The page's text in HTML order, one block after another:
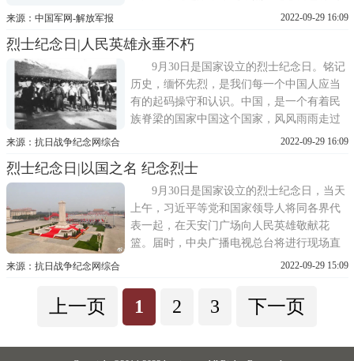
来。向烈士墓敬献鲜花，在网络平台上点亮
家的仪式、社会的追思、个人的守护，构筑
起一个民族的精神高地，树立了一个国家的
价值标杆：每一个为国捐
来源：中国军网-解放军报 2022-09-29 16:09
烈士纪念日|人民英雄永垂不朽
9月30日是国家设立的烈士纪念日。铭记
历史，缅怀先烈，是我们每一个中国人应当
有的起码操守和认识。中国，是一个有着民
族脊梁的国家中国这个国家，风风雨雨走过
千年。在距离当下很近的上个世纪，正是中
族，到了最危险的时候!正是那个时代的真实
写照。在那个时代，无数中华儿女走上了前
线。我们
来源：抗日战争纪念网综合 2022-09-29 16:09
烈士纪念日|以国之名 纪念烈士
9月30日是国家设立的烈士纪念日，当天
上午，习近平等党和国家领导人将同各界代
表一起，在天安门广场向人民英雄敬献花
篮。届时，中央广播电视总台将进行现场直
播。2019年烈士纪念日直播图2019年烈士纪
铭记的日子近代以来，据不完全统计约有
2000万名烈士为民族独立、人民解放国家富
来源：抗日战争纪念网综合 2022-09-29 15:09
上一页 1 2 3 下一页